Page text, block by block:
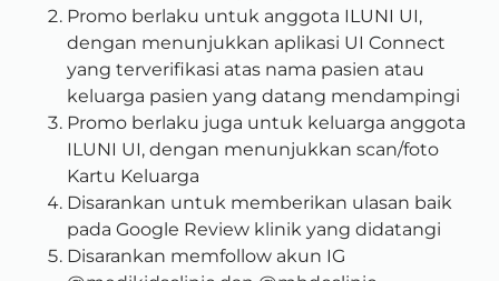
Promo berlaku untuk anggota ILUNI UI,
dengan menunjukkan aplikasi UI Connect
yang terverifikasi atas nama pasien atau
keluarga pasien yang datang mendampingi
Promo berlaku juga untuk keluarga anggota
ILUNI UI, dengan menunjukkan scan/foto
Kartu Keluarga
Disarankan untuk memberikan ulasan baik
pada Google Review klinik yang didatangi
Disarankan memfollow akun IG